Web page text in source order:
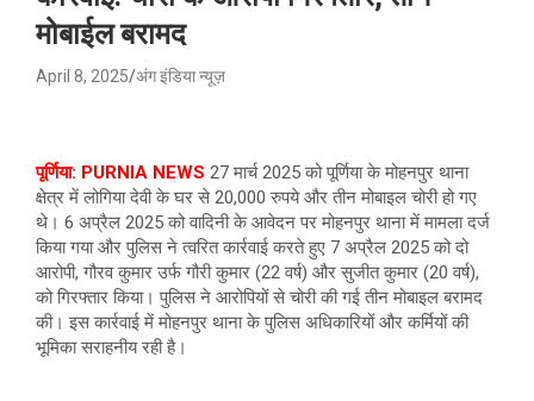
मोबाईल बरामद
April 8, 2025 अंग इंडिया न्यूज़
पूर्णिया: PURNIA NEWS 27 मार्च 2025 को पूर्णिया के मोहनपुर थाना
क्षेत्र में लोगिया देवी के घर से 20,000 रुपये और तीन मोबाइल चोरी हो गए
थे। 6 अप्रैल 2025 को वादिनी के आवेदन पर मोहनपुर थाना में मामला दर्ज
किया गया और पुलिस ने त्वरित कार्रवाई करते हुए 7 अप्रैल 2025 को दो
आरोपी, गौरव कुमार उर्फ गौरी कुमार (22 वर्ष) और सुजीत कुमार (20 वर्ष),
को गिरफ्तार किया। पुलिस ने आरोपियों से चोरी की गई तीन मोबाइल बरामद
की। इस कार्रवाई में मोहनपुर थाना के पुलिस अधिकारियों और कर्मियों की
भूमिका सराहनीय रही है।